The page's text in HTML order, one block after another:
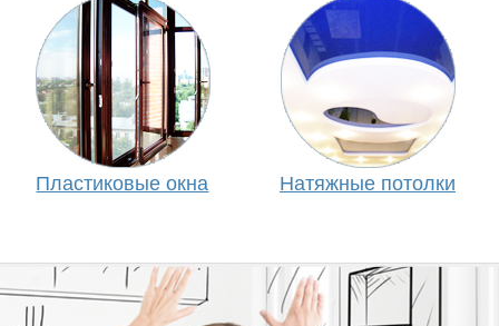
Пластиковые окна Натяжные потолки